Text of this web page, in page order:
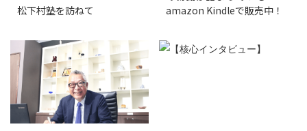
松下村塾を訪ねて
amazon Kindleで販売中！